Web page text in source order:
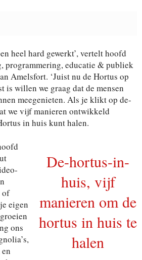
heel hard gewerkt’, vertelt hoofd
programmering, educatie & publiek
Amelsfort. ‘Juist nu de Hortus op
is willen we graag dat de mensen
meegenieten. Als je klikt op de-
we vijf manieren ontwikkeld
in huis kunt halen.
De-hortus-in-
huis, vijf
manieren om de
hortus in huis te
halen
of
eigen
ons